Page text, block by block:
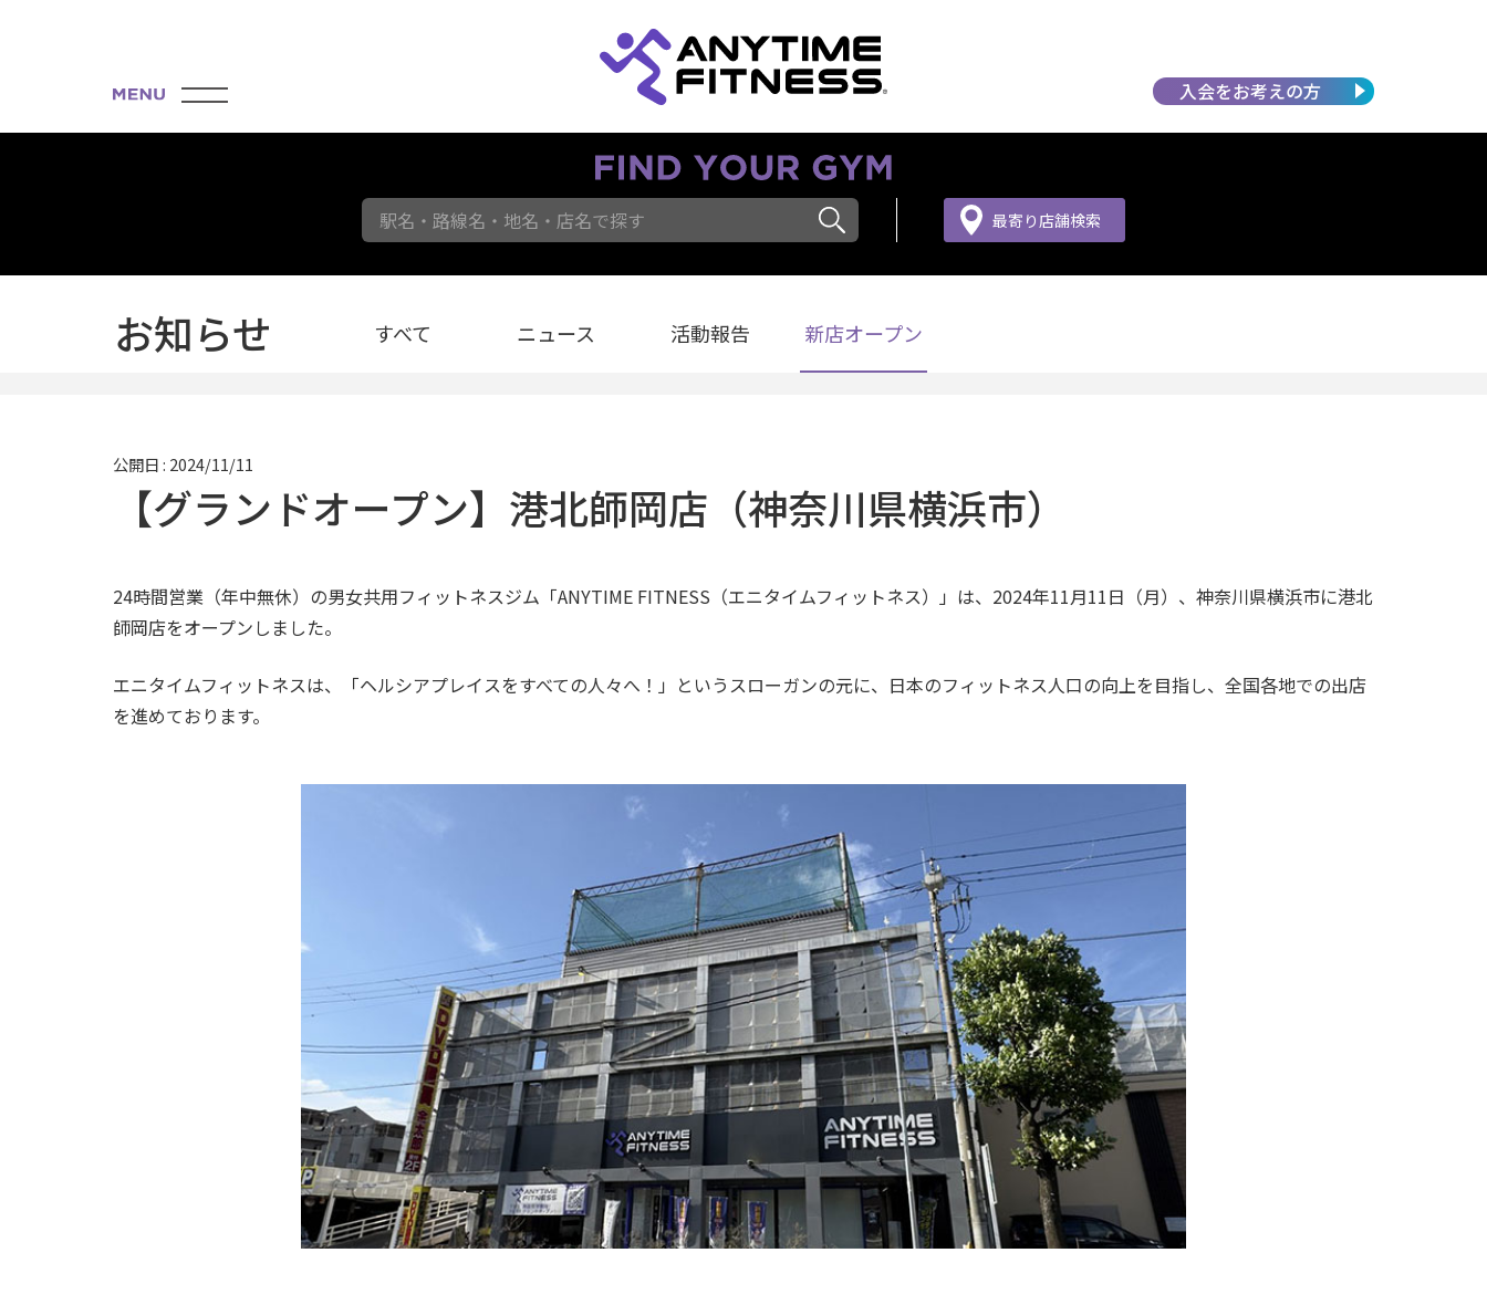
入会をお考えの方
駅名・路線名・地名・店名で探す 最寄り店舗検索
お知らせ すべて ニュース 活動報告 新店オープン
公開日 : 2024/11/11
【グランドオープン】港北師岡店（神奈川県横浜市）
24時間営業（年中無休）の男女共用フィットネスジム「ANYTIME FITNESS（エニタイムフィットネス）」は、2024年11月11日（月）、神奈川県横浜市に港北
師岡店をオープンしました。
エニタイムフィットネスは、「ヘルシアプレイスをすべての人々へ！」というスローガンの元に、日本のフィットネス人口の向上を目指し、全国各地での出店
を進めております。